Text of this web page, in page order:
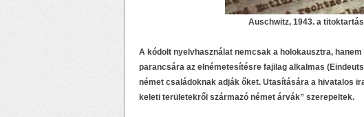
Auschwitz, 1943. a
A kódolt nyelvhasználat nemcsak a holokausztra,
parancsára az elnémetesítésre fajilag alkalmas
német családoknak adják őket. Utasítására a hivatalos
keleti területekről származó német árvák” szerepeltek.